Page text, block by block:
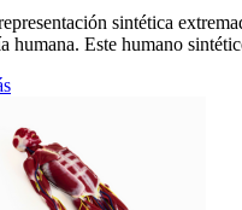
sintética
humana. Este humano